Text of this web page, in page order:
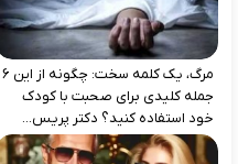
مرگ، یک کلمه سخت: چگونه از این ۶
جمله کلیدی برای صحبت با کودک
خود استفاده کنید؟ دکتر پریس...